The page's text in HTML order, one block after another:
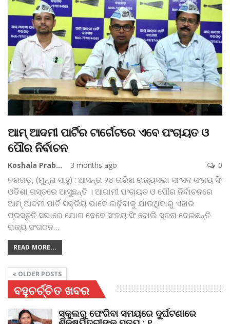
ଆମ୍ ଆଦମୀ ପାର୍ଟିର ଟାର୍ଗେଟରେ ଏବେ ପଂଚାୟତ ଓ
ପୌର ନିର୍ବାଚନ
Koshala Prabaha 3 months ago 0
ବରଗଡ଼, (ମୁନ୍ନା ସାହୁ) : ଆସନ୍ତା ୨୪ ତାରିଖ ରାଜ୍ୟସଭା ସାଂସଦ ସଂଜୟ ସିଂ
ଓଡିଶା ଗସ୍ତରେ ଆସୁଛନ୍ତି । ଆଗାମୀ ପଂଚାୟତ ଓ ପୌର ନିର୍ବାଚନରେ
ଆମ୍ ଆଦମୀ ପାର୍ଟି ସକ୍ରିୟ ଭାବେ ଲଢ଼ିବାକୁ ଯାଉଥିବାରୁ ଏହାର
ପ୍ରସ୍ତୁତି ସଭାରେ ଯୋଗ ଦେବେ ସଂଜୟ ସିଂ ବୋଲି ସୂଚନା ଦେଇଛନ୍ତି
ରାଜ୍ୟ ସଂଗଠନ…
READ MORE...
OLDER POSTS
ବହୁଚର୍ଚ୍ଚିତ ଖବର
ସ୍କୁଲରୁ ଫେରିବା ସମୟରେ ଦୁର୍ଘଟଣାରେ